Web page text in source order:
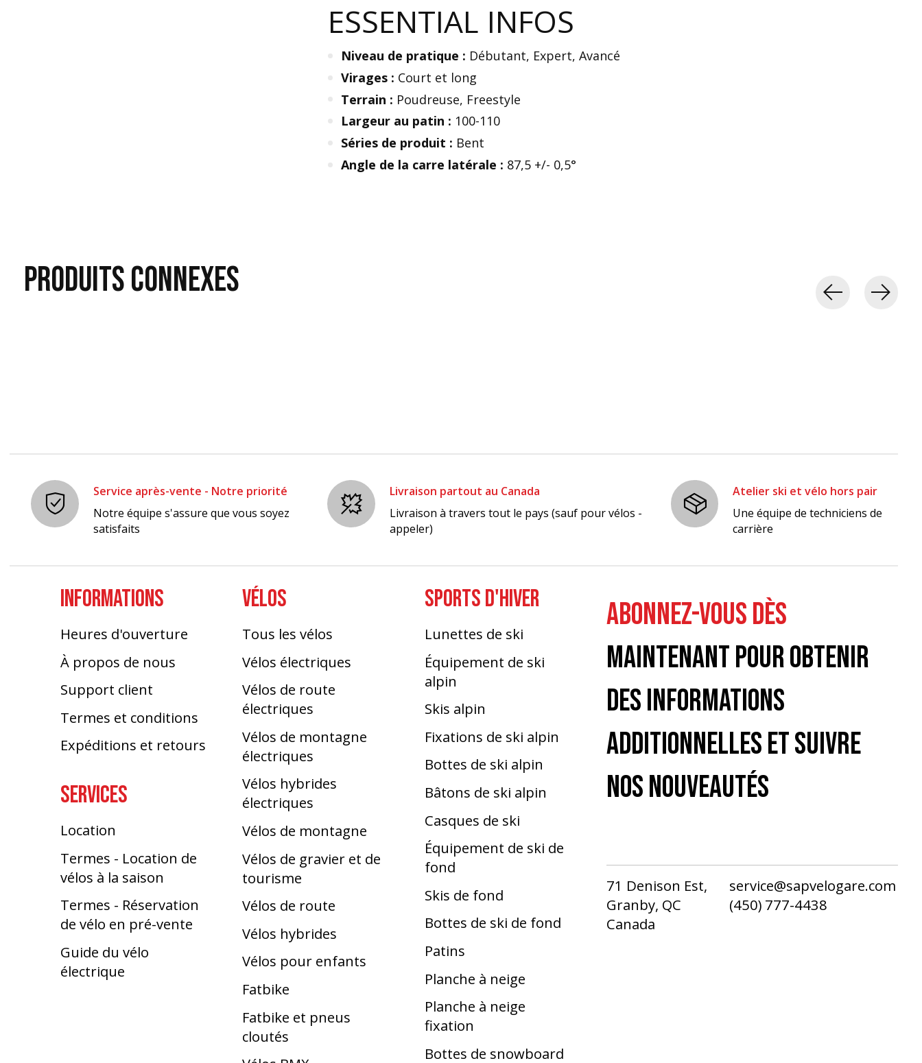
ESSENTIAL INFOS
Niveau de pratique : Débutant, Expert, Avancé
Virages : Court et long
Terrain : Poudreuse, Freestyle
Largeur au patin : 100-110
Séries de produit : Bent
Angle de la carre latérale : 87,5 +/- 0,5°
PRODUITSCONNEXES
Service après-vente - Notre priorité
Notre équipe s'assure que vous soyez
satisfaits
Livraison partout au Canada
Livraison à travers tout le pays (sauf pour vélos -
appeler)
Atelier ski et vélo hors pair
Une équipe de techniciens de
carrière
INFORMATIONS
Heures d'ouverture
À propos de nous
Support client
Termes et conditions
Expéditions et retours
SERVICES
Location
Termes - Location de
vélos à la saison
Termes - Réservation
de vélo en pré-vente
Guide du vélo
électrique
VÉLOS
Tous les vélos
Vélos électriques
Vélos de route
électriques
Vélos de montagne
électriques
Vélos hybrides
électriques
Vélos de montagne
Vélos de gravier et de
tourisme
Vélos de route
Vélos hybrides
Vélos pour enfants
Fatbike
Fatbike et pneus
cloutés
SPORTS D'HIVER
Lunettes de ski
Équipement de ski
alpin
Skis alpin
Fixations de ski alpin
Bottes de ski alpin
Bâtons de ski alpin
Casques de ski
Équipement de ski de
fond
Skis de fond
Bottes de ski de fond
Patins
Planche à neige
Planche à neige
fixation
Bottes de snowboard
ABONNEZ-VOUS DÈS
MAINTENANT POUR OBTENIR
DES INFORMATIONS
ADDITIONNELLES ET SUIVRE
NOS NOUVEAUTÉS
71 Denison Est,
Granby, QC
Canada
service@sapvelogare.com
(450) 777-4438